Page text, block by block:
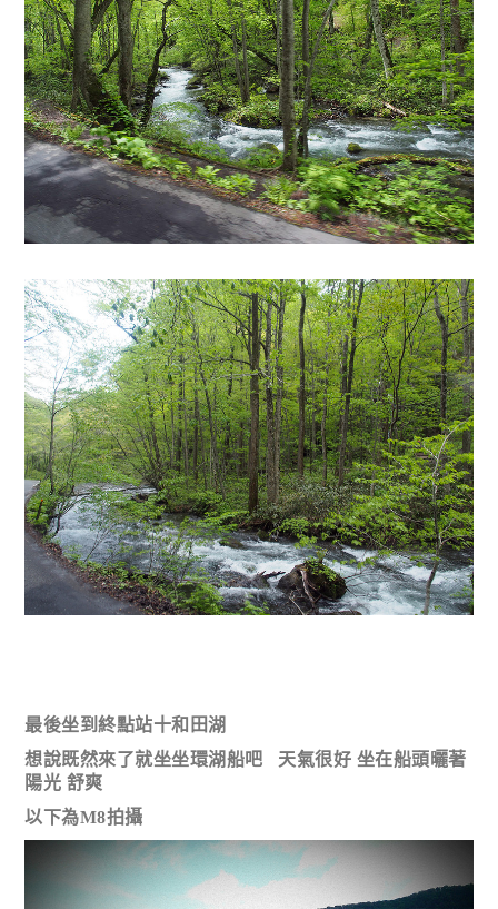
最後坐到終點站十和田湖
想說既然來了就坐坐環湖船吧 天氣很好 坐在船頭曬著
陽光 舒爽
以下為M8拍攝